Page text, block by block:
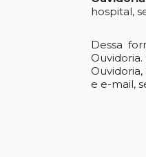
hospital,
Dessa
e e-mail,